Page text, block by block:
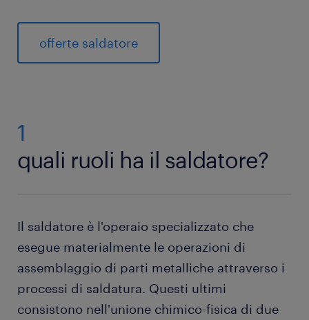
offerte saldatore
1
quali ruoli ha il saldatore?
Il saldatore è l'operaio specializzato che
esegue materialmente le operazioni di
assemblaggio di parti metalliche attraverso i
processi di saldatura. Questi ultimi
consistono nell'unione chimico-fisica di due